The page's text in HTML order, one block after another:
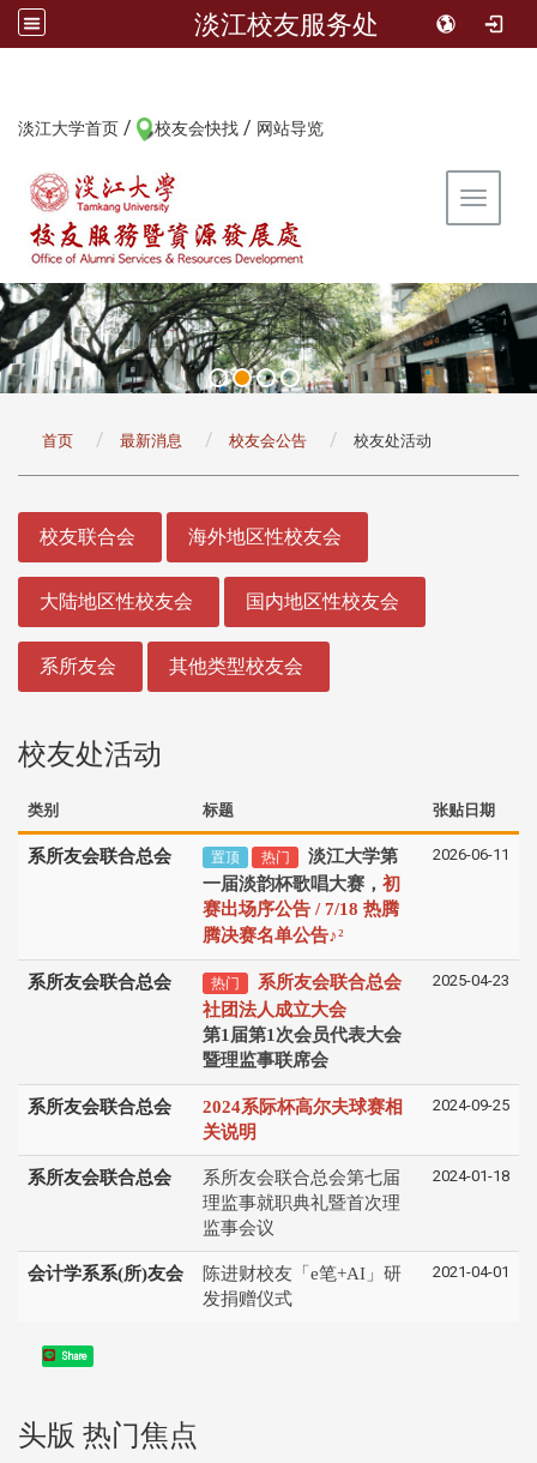
淡江校友服务处
淡江大学首页 / 校友会快找 / 网站导览
Toggle
首页 最新消息 校友会公告 校友处活动
校友联合会 海外地区性校友会
大陆地区性校友会 国内地区性校友会
系所友会 其他类型校友会
校友处活动
类别 标题 张贴日期
系所友会联合总会 置顶 热门
淡江大学第
一届淡韵杯歌唱大赛， 初
赛出场序公告 / 7/18 热腾
腾决赛名单公告♪²
2026-06-11
系所友会联合总会 热门
系所友会联合总会
社团法人成立大会
第1届第1次会员代表大会
暨理监事联席会
2025-04-23
系所友会联合总会
2024系际杯高尔夫球赛相
关说明
2024-09-25
系所友会联合总会
系所友会联合总会第七届
理监事就职典礼暨首次理
监事会议
2024-01-18
会计学系系(所)友会
陈进财校友「e笔+AI」研
发捐赠仪式
2021-04-01
Share
头版 热门焦点